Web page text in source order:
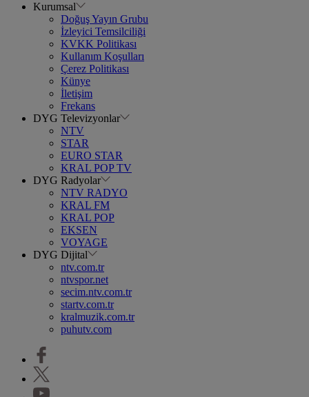
Kurumsal
Doğuş Yayın Grubu
İzleyici Temsilciliği
KVKK Politikası
Kullanım Koşulları
Çerez Politikası
Künye
İletişim
Frekans
DYG Televizyonlar
NTV
STAR
EURO STAR
KRAL POP TV
DYG Radyolar
NTV RADYO
KRAL FM
KRAL POP
EKSEN
VOYAGE
DYG Dijital
ntv.com.tr
ntvspor.net
secim.ntv.com.tr
startv.com.tr
kralmuzik.com.tr
puhutv.com